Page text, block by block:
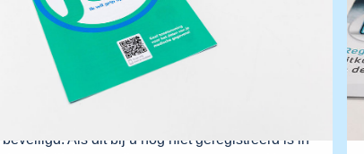
is een zorginfrastructuur. Dat is een netwerk
waar zorgaanbieders op kunnen aansluiten. Via
dit netwerk kunnen zij medische gegevens over
hun patiënten met elkaar uitwisselen. 24 uur per
dag, zeven dagen in de week. Het Landelijk
beveiligd. Als dit bij u nog niet geregistreerd is in